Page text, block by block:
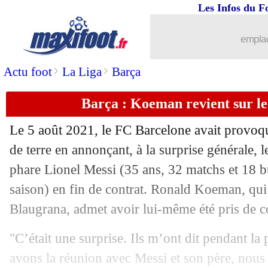
Actu foot> La Liga> Barça
Les Infos du
Barça : Koeman revient sur
Le 5 août 2021, le FC Barcelone avait
de terre en annonçant, à la surprise générale,
phare Lionel Messi (35 ans, 32 matchs et 18
saison) en fin de contrat. Ronald Koeman,
Blaugrana, admet avoir lui-même été pris de
"C’était une surprise. Ils m’ont dit pendant la
avons la réunion avec Messi et son père,
Naples
31/03 PSG
31/03 Man Utd: Saha rêve d'Ousmane
31/03 Barça: contact confirmé avec le clan
31/03 PSG: Galtier évoque des discussions
31/03 Milan: Giroud a recalé 2 clubs
31/03 EdF (f): Hervé Renard explique son